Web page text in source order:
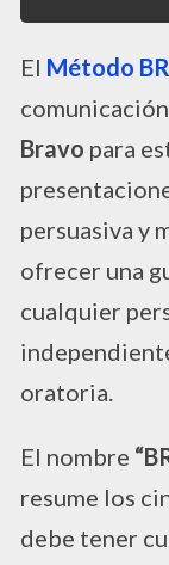
El Método
Bravo para
persuasiva y
ofrecer una
cualquier
oratoria.
El nombre
resume los
debe tener